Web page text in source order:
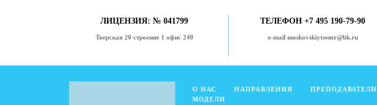
ЛИЦЕНЗИЯ: № 041799
Тверская 20 строение 1 офис 240
ТЕЛЕФОН +7 495 190-79-90
e-mail moskovskiytsentr@bk.ru
О НАС НАПРАВЛЕНИЯ ПРЕПОДАВАТЕЛИ
МОДЕЛИ